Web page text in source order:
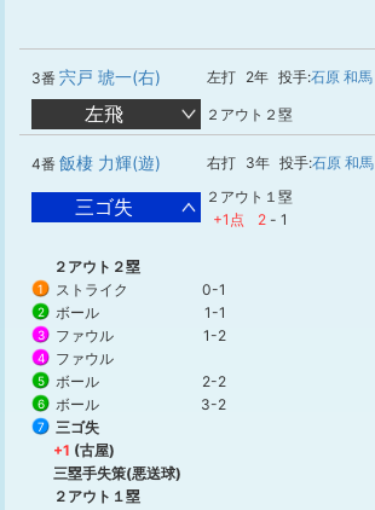
3番 宍戸 琥一(右) 左打 2年 投手:石原 和馬
左飛 ２アウト２塁
4番 飯棲 力輝(遊) 右打 3年 投手:石原 和馬
三ゴ失
２アウト１塁
+1点
2 - 1
２アウト２塁
1 ストライク 0-1
2 ボール 1-1
3 ファウル 1-2
4 ファウル
5 ボール 2-2
6 ボール 3-2
7
三ゴ失
+1 (古屋)
三塁手失策(悪送球)
２アウト１塁